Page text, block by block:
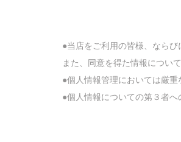
●当店をご利用の皆様、なら
また、同意を得た情報につい
●個人情報管理においては厳重
●個人情報についての第３者